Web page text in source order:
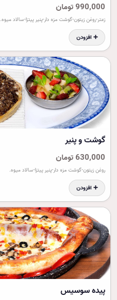
990,000 تومان
زعتر-روغن زیتون-گوشت مزه دار-پنیر پیتزا-سالاد میوه.
➕ افزودن
گوشت و پنير
630,000 تومان
روغن زیتون-گوشت مزه دار-پنیر پیتزا-سالاد میوه.
➕ افزودن
پيده سوسيس